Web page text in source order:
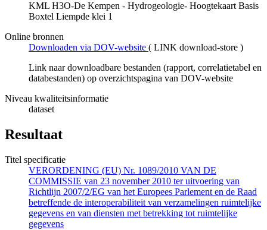
KML H3O-De Kempen - Hydrogeologie- Hoogtekaart Basis
Boxtel Liempde klei 1
Online bronnen
Downloaden via DOV-website ( LINK download-store )
Link naar downloadbare bestanden (rapport, correlatietabel en
databestanden) op overzichtspagina van DOV-website
Niveau kwaliteitsinformatie
dataset
Resultaat
Titel specificatie
VERORDENING (EU) Nr. 1089/2010 VAN DE
COMMISSIE van 23 november 2010 ter uitvoering van
Richtlijn 2007/2/EG van het Europees Parlement en de Raad
betreffende de interoperabiliteit van verzamelingen ruimtelijke
gegevens en van diensten met betrekking tot ruimtelijke
gegevens